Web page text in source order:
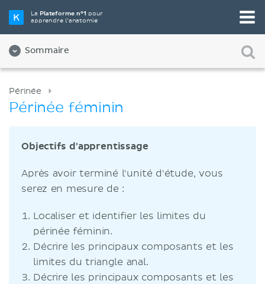
La Plateforme n°1 pour
apprendre l’anatomie
Sommaire
Périnée
Périnée féminin
Objectifs d'apprentissage
Après avoir terminé l'unité d'étude, vous
serez en mesure de :
Localiser et identifier les limites du
périnée féminin.
Décrire les principaux composants et les
limites du triangle anal.
Décrire les principaux composants et les